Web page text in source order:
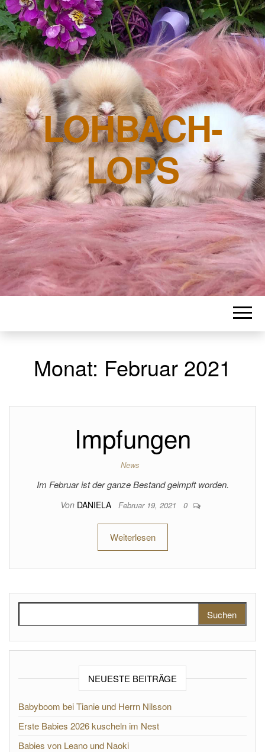
LOHBACH-
LOPS
Monat: Februar 2021
Impfungen
News
Im Februar ist der ganze Bestand geimpft worden.
Von DANIELA Februar 19, 2021 0
Weiterlesen
NEUESTE BEITRÄGE
Babyboom bei Tianie und Herrn Nilsson
Erste Babies 2026 kuscheln im Nest
Babies von Leano und Naoki